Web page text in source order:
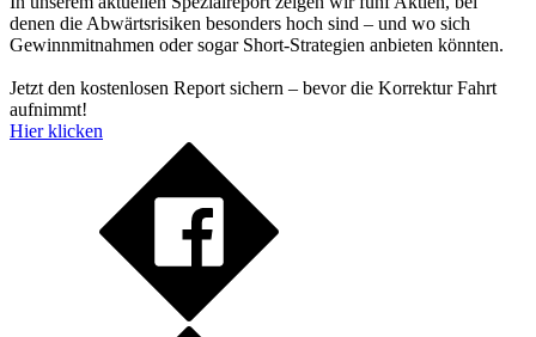
denen die Abwärtsrisiken besonders hoch sind – und wo sich
Gewinnmitnahmen oder sogar Short-Strategien anbieten könnten.
Jetzt den kostenlosen Report sichern – bevor die Korrektur Fahrt
aufnimmt!
Hier klicken